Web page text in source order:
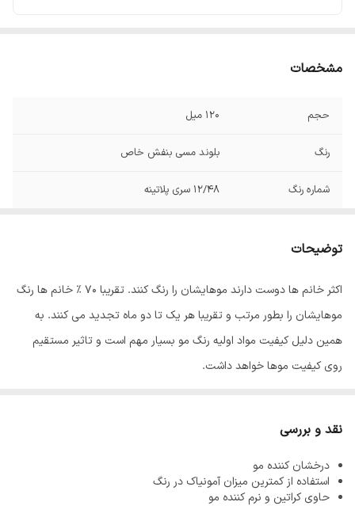
مشخصات
حجم 120 میل
رنگ بلوند مسی بنفش خاص
شماره رنگ 12/48 سری پلاتینه
توضیحات
اکثر خانم ها دوست دارند موهایشان را رنگ کنند. تقریبا 70 % خانم ها رنگ
موهایشان را بطور مرتب و تقریبا هر یک تا دو ماه تجدید می کنند. به
همین دلیل کیفیت مواد اولیه رنگ مو بسیار مهم است و تاثیر مستقیم
روی کیفیت موها خواهد داشت.
اولیه تولید رنگ مو می باشد زیرا باعث باز شدن فولیکول مو شده و رنگ
پذیری مو را افزایش می دهد اما استفاده بیش از اندازه از آمونیاک باعث
آسیب دیدن، خشک و زبر شدن موها می شود به همین دلیل فرمولاسیون
نقد و بررسی
درخشان کننده مو
استفاده از کمترین میزان آمونیاک در رنگ
حاوی کراتین و نرم کننده مو